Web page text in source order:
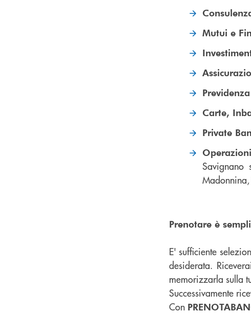
Mutui e
Carte,
Private
Savignano
Prenotare è
E' sufficiente
desiderata.
memorizzarla sulla
Successivamente
Con